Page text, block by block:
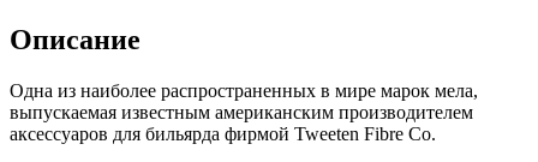
Описание
Одна из наиболее распространенных в мире марок мела,
выпускаемая известным американским производителем
аксессуаров для бильярда фирмой Tweeten Fibre Co.